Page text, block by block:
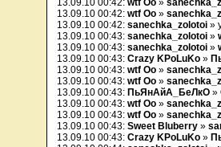
13.09.10 00:42: wtf Oo »
13.09.10 00:42: wtf Oo »
13.09.10 00:42: sanechka_zolotoi »
13.09.10 00:43: sanechka_zolotoi »
13.09.10 00:43: sanechka_zolotoi »
13.09.10 00:43: Crazy KPoLuKo »
13.09.10 00:43: wtf Oo »
13.09.10 00:43: wtf Oo »
13.09.10 00:43: ПьЯнАйА_БеЛкО »
13.09.10 00:43: wtf Oo »
13.09.10 00:43: wtf Oo »
13.09.10 00:43: Sweet Bluberry »
13.09.10 00:43: Crazy KPoLuKo »